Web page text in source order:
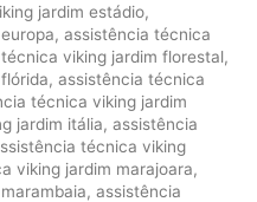
jardim estádio,
, assistência técnica
viking jardim florestal,
, assistência técnica
técnica viking jardim
jardim itália, assistência
técnica viking
viking jardim marajoara,
, assistência